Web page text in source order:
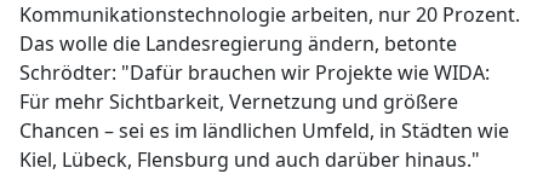
Kommunikationstechnologie arbeiten, nur 20 Prozent.
Das wolle die Landesregierung ändern, betonte
Schrödter: "Dafür brauchen wir Projekte wie WIDA:
Für mehr Sichtbarkeit, Vernetzung und größere
Chancen – sei es im ländlichen Umfeld, in Städten wie
Kiel, Lübeck, Flensburg und auch darüber hinaus."